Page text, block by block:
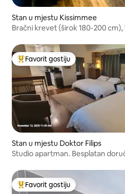
Stan u mjestu Kissimmee
Bračni krevet (širok 180-200
Glavni favorit gostiju
Favorit gostiju
Stan u mjestu Doktor Filips
Studio apartman. Besplatan
Glavni favorit gostiju
Favorit gostiju